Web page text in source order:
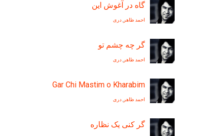
گاه در آغوش اين
احمد ظاهر دری
گر چه چشم تو
احمد ظاهر دری
Gar Chi Mastim o Kharabim
احمد ظاهر دری
گر کنی يک نظاره